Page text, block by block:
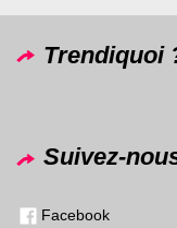
Trendiquoi
Suivez-
Facebook